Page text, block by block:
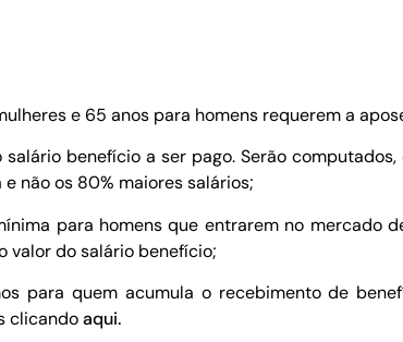
e 65 anos para homens requerem a
benefício a ser pago. Serão
não os 80% maiores salários;
para homens que entrarem no mercado
valor do salário benefício;
para quem acumula o recebimento de
clicandoaqui.